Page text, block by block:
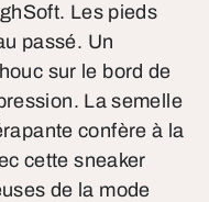
Les pieds
passé. Un
sur le bord de
La semelle
confère à la
cette sneaker
de la mode